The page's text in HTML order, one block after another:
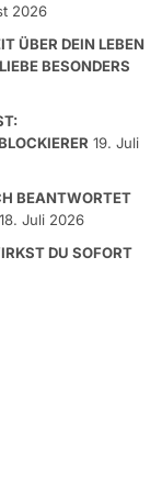
2026
ÜBER DEIN LEBEN
BESONDERS
19. Juli
BEANTWORTET
18. Juli 2026
DU SOFORT